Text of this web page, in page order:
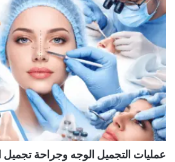
عمليات التجميل الوجه وجراحة